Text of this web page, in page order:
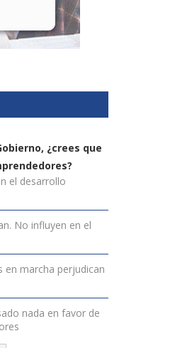
triunfar en...
¿crees que
el desarrollo
No influyen en el
en marcha perjudican
nada en favor de